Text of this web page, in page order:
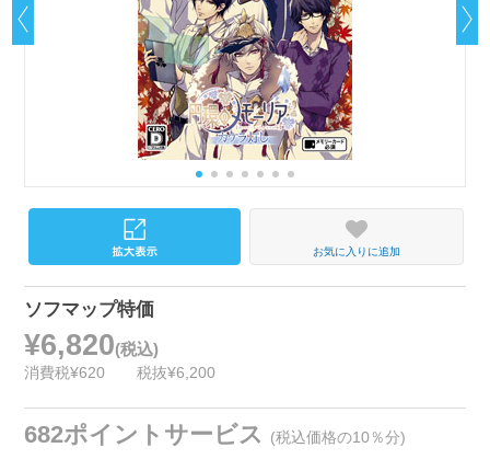
お気に入りに追加
ソフマップ特価
¥6,820(税込)
消費税¥620 税抜¥6,200
682ポイントサービス (税込価格の10％分)